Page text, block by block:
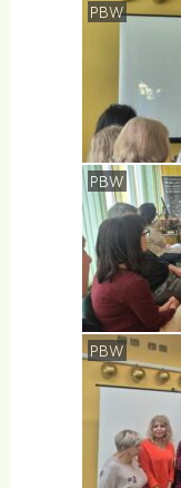
PBW
PBW
PBW